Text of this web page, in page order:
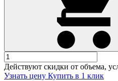
Действуют скидки от объема,
Узнать цену Купить в 1 клик